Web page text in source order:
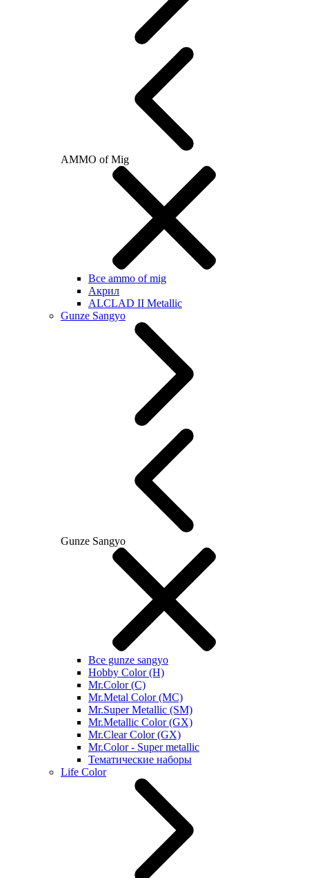
AMMO of Mig
Все ammo of mig
Акрил
ALCLAD II Metallic
Gunze Sangyo
Gunze Sangyo
Все gunze sangyo
Hobby Color (H)
Mr.Color (C)
Mr.Metal Color (MC)
Mr.Super Metallic (SM)
Mr.Metallic Color (GX)
Mr.Clear Color (GX)
Mr.Color - Super metallic
Тематические наборы
Life Color